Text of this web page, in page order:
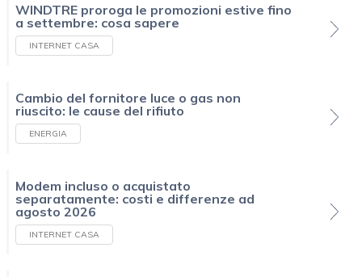
WINDTRE proroga le promozioni estive fino
a settembre: cosa sapere
INTERNET CASA
Cambio del fornitore luce o gas non
riuscito: le cause del rifiuto
ENERGIA
Modem incluso o acquistato
separatamente: costi e differenze ad
agosto 2026
INTERNET CASA